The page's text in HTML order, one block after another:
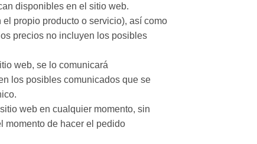
disponibles en el sitio web.
propio producto o servicio), así como
precios no incluyen los posibles
web, se lo comunicará
los posibles comunicados que se
web en cualquier momento, sin
momento de hacer el pedido